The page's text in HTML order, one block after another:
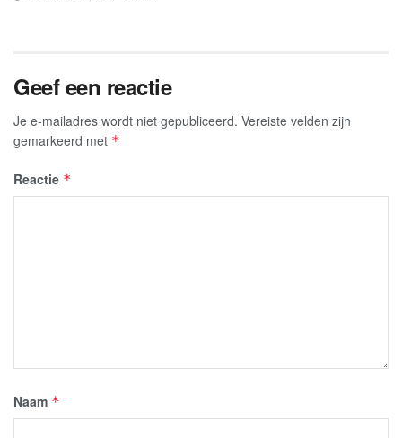
Geef een reactie
Je e-mailadres wordt niet gepubliceerd. Vereiste velden zijn
gemarkeerd met *
Reactie *
Naam *